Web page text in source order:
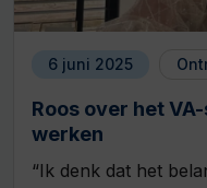
6 juni 2025
Roos over het
werken
“Ik denk dat het